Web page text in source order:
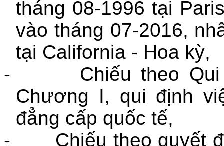
tháng 08-1996 tại
vào tháng 07-2016,
tại California - Hoa kỳ,
-
Chiếu theo
Chương I, qui định
đẳng cấp quốc tế,
-
Chiếu theo quyết